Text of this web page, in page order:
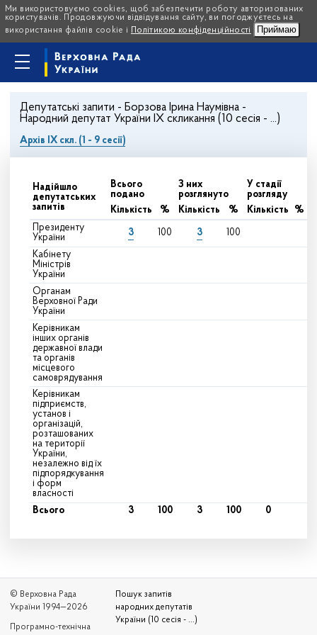
Ми використовуємо cookies, щоб забезпечити роботу авторизованих
користувачів. Продовжуючи відвідування сайту, ви погоджуєтесь на
використання файлів cookie і
Політикою конфіденційності Приймаю
Депутатські запити - Борзова Ірина Наумівна -
Народний депутат України IX скликання (10 сесія - ...)
Архів IX скл. (1 - 9 сесії)
Надійшло
депутатських
запитів
Всього
подано
З них
розглянуто
У стадії
розгляду
Кількість
% Кількість % Кількість
%
Президенту
України
3 100 3 100
Кабінету
Міністрів
України
Органам
Верховної Ради
України
Керівникам
інших органів
державної влади
та органів
місцевого
самоврядування
Керівникам
підприємств,
установ і
організацій,
розташованих
на території
України,
незалежно від їх
підпорядкування
і форм
власності
Всього
3 100 3 100 0
© Верховна Рада
України 1994—2026
Програмно-технічна
Пошук запитів
народних депутатів
України (10 сесія - ...)